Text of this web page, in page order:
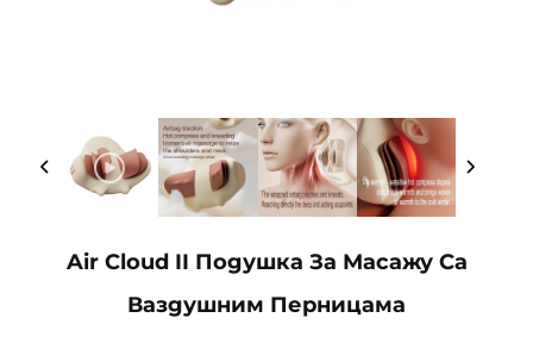
Air Cloud II Подушка За Масажу Са
Ваздушним Перницама